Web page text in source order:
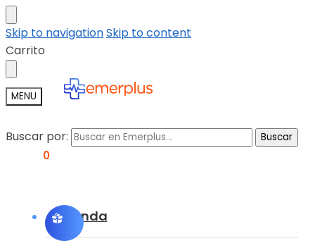
Skip to navigationSkip to content
Carrito
MENU
Buscar por: Buscar
0
Tienda